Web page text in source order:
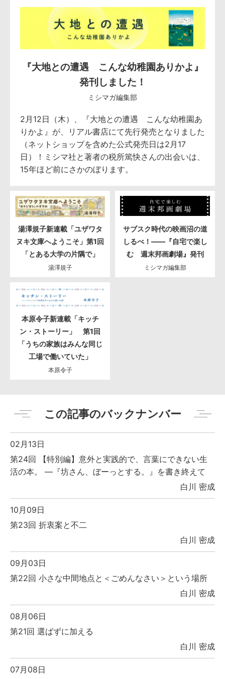
『大地との遭遇 こんな幼稚園ありかよ』
発刊しました！
ミシマガ編集部
2月12日（木）、『大地との遭遇 こんな幼稚園あ
りかよ』が、リアル書店にて先行発売となりました
（ネットショップを含めた公式発売日は2月17
日）！ミシマ社と著者の税所篤快さんの出会いは、
15年ほど前にさかのぼります。
湯澤規子新連載「ユザワタ
ヌキ文庫へようこそ」第1回
「とある大学の片隅で」
湯澤規子
サブスク時代の映画沼の道
しるべ！――『自宅で楽し
む 週末邦画劇場』発刊
ミシマガ編集部
本原令子新連載「キッチ
ン・ストーリー」 第1回
「うちの家族はみんな同じ
工場で働いていた」
本原令子
この記事のバックナンバー
02月13日
第24回 【特別編】意外と実践的で、言葉にできない生
活の本。 ―『坊さん、ぼーっとする。』を書き終えて
白川 密成
10月09日
第23回 折衷案と不二
白川 密成
09月03日
第22回 小さな中間地点と＜ごめんなさい＞という場所
白川 密成
08月06日
第21回 選ばずに加える
白川 密成
07月08日